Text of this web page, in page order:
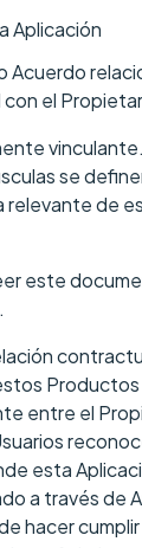
Aplicación
Acuerdo
con el
se
relevante de
este
Productos
entre el
esta
a través de
hacer